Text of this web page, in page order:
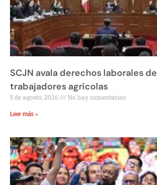
SCJN avala derechos laborales de
trabajadores agrícolas
5 de agosto, 2026 No hay comentarios
Leer más »